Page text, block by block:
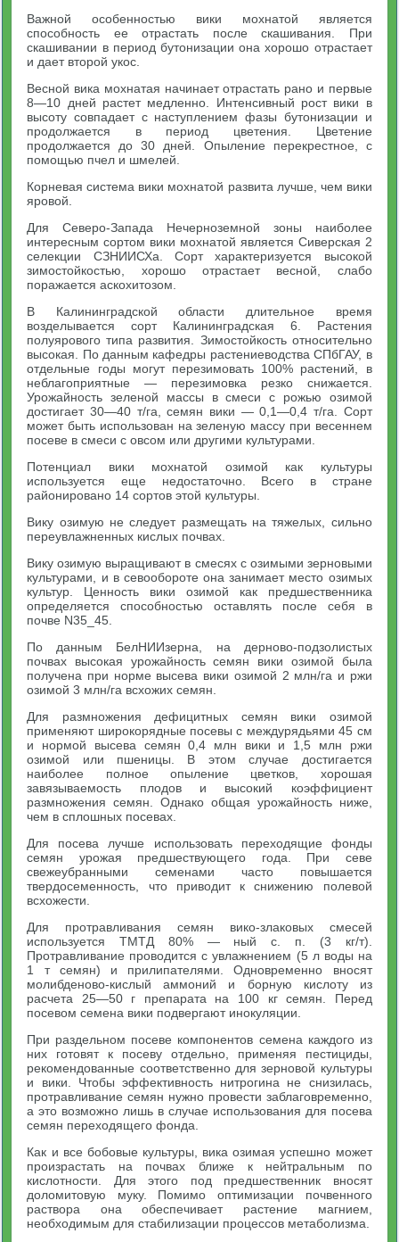
Важной особенностью вики мохнатой является
способность ее отрастать после скашивания. При
скашивании в период бутонизации она хорошо отрастает
и дает второй укос.
Весной вика мохнатая начинает отрастать рано и первые
8—10 дней растет медленно. Интенсивный рост вики в
высоту совпадает с наступлением фазы бутонизации и
продолжается в период цветения. Цветение
продолжается до 30 дней. Опыление перекрестное, с
помощью пчел и шмелей.
Корневая система вики мохнатой развита лучше, чем вики
яровой.
Для Северо-Запада Нечерноземной зоны наиболее
интересным сортом вики мохнатой является Сиверская 2
селекции СЗНИИСХа. Сорт характеризуется высокой
зимостойкостью, хорошо отрастает весной, слабо
поражается аскохитозом.
В Калининградской области длительное время
возделывается сорт Калининградская 6. Растения
полуярового типа развития. Зимостойкость относительно
высокая. По данным кафедры растениеводства СПбГАУ, в
отдельные годы могут перезимовать 100% растений, в
неблагоприятные — перезимовка резко снижается.
Урожайность зеленой массы в смеси с рожью озимой
достигает 30—40 т/га, семян вики — 0,1—0,4 т/га. Сорт
может быть использован на зеленую массу при весеннем
посеве в смеси с овсом или другими культурами.
Потенциал вики мохнатой озимой как культуры
используется еще недостаточно. Всего в стране
районировано 14 сортов этой культуры.
Вику озимую не следует размещать на тяжелых, сильно
переувлажненных кислых почвах.
Вику озимую выращивают в смесях с озимыми зерновыми
культурами, и в севообороте она занимает место озимых
культур. Ценность вики озимой как предшественника
определяется способностью оставлять после себя в
почве N35_45.
По данным БелНИИзерна, на дерново-подзолистых
почвах высокая урожайность семян вики озимой была
получена при норме высева вики озимой 2 млн/га и ржи
озимой 3 млн/га всхожих семян.
Для размножения дефицитных семян вики озимой
применяют широкорядные посевы с междурядьями 45 см
и нормой высева семян 0,4 млн вики и 1,5 млн ржи
озимой или пшеницы. В этом случае достигается
наиболее полное опыление цветков, хорошая
завязываемость плодов и высокий коэффициент
размножения семян. Однако общая урожайность ниже,
чем в сплошных посевах.
Для посева лучше использовать переходящие фонды
семян урожая предшествующего года. При севе
свежеубранными семенами часто повышается
твердосеменность, что приводит к снижению полевой
всхожести.
Для протравливания семян вико-злаковых смесей
используется ТМТД 80% — ный с. п. (3 кг/т).
Протравливание проводится с увлажнением (5 л воды на
1 т семян) и прилипателями. Одновременно вносят
молибденово-кислый аммоний и борную кислоту из
расчета 25—50 г препарата на 100 кг семян. Перед
посевом семена вики подвергают инокуляции.
При раздельном посеве компонентов семена каждого из
них готовят к посеву отдельно, применяя пестициды,
рекомендованные соответственно для зерновой культуры
и вики. Чтобы эффективность нитрогина не снизилась,
протравливание семян нужно провести заблаговременно,
а это возможно лишь в случае использования для посева
семян переходящего фонда.
Как и все бобовые культуры, вика озимая успешно может
произрастать на почвах ближе к нейтральным по
кислотности. Для этого под предшественник вносят
доломитовую муку. Помимо оптимизации почвенного
раствора она обеспечивает растение магнием,
необходимым для стабилизации процессов метаболизма.